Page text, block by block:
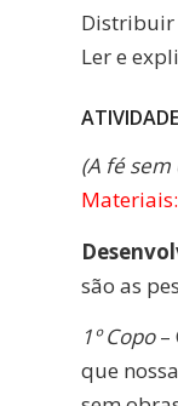
Distribuir
Ler e
(A fé
Materiais:
são as
1º Copo–
que